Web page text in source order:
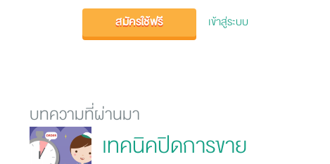
สมัครใช้ฟรี เข้าสู่ระบบ
บทความที่ผ่านมา
เทคนิคปิดการขาย